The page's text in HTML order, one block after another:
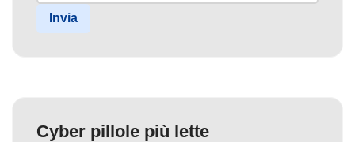
Invia
Cyber pillole più lette